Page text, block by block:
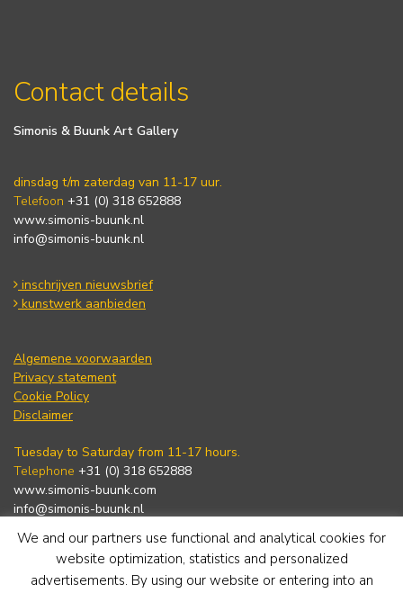
Contact details
Simonis & Buunk Art Gallery
dinsdag t/m zaterdag van 11-17 uur.
Telefoon +31 (0) 318 652888
www.simonis-buunk.nl
info@simonis-buunk.nl
inschrijven nieuwsbrief
kunstwerk aanbieden
Algemene voorwaarden
Privacy statement
Cookie Policy
Disclaimer
Tuesday to Saturday from 11-17 hours.
Telephone +31 (0) 318 652888
www.simonis-buunk.com
info@simonis-buunk.nl
subscribe to newsletter
We and our partners use functional and analytical cookies for
website optimization, statistics and personalized
advertisements. By using our website or entering into an